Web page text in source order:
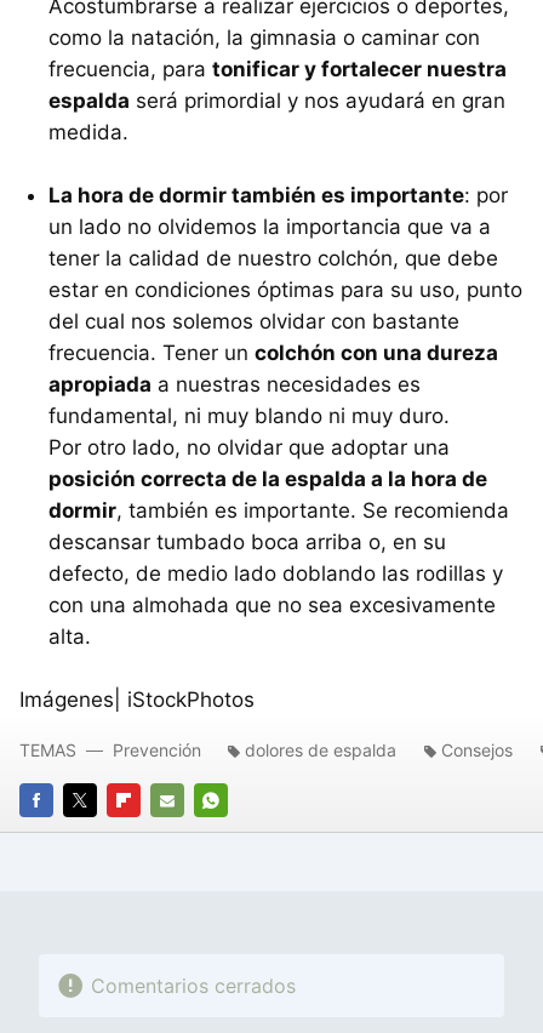
Acostumbrarse a realizar ejercicios o deportes,
como la natación, la gimnasia o caminar con
frecuencia, para tonificar y fortalecer nuestra
espalda será primordial y nos ayudará en gran
medida.
La hora de dormir también es importante: por
un lado no olvidemos la importancia que va a
tener la calidad de nuestro colchón, que debe
estar en condiciones óptimas para su uso, punto
del cual nos solemos olvidar con bastante
frecuencia. Tener un colchón con una dureza
apropiada a nuestras necesidades es
fundamental, ni muy blando ni muy duro.
Por otro lado, no olvidar que adoptar una
posición correcta de la espalda a la hora de
dormir, también es importante. Se recomienda
descansar tumbado boca arriba o, en su
defecto, de medio lado doblando las rodillas y
con una almohada que no sea excesivamente
alta.
Imágenes| iStockPhotos
FACEBOOK
TWITTERFLIPBOARD
E-
WHATSAPP
TEMAS Prevención dolores de espalda Consejos
Comentarios cerrados